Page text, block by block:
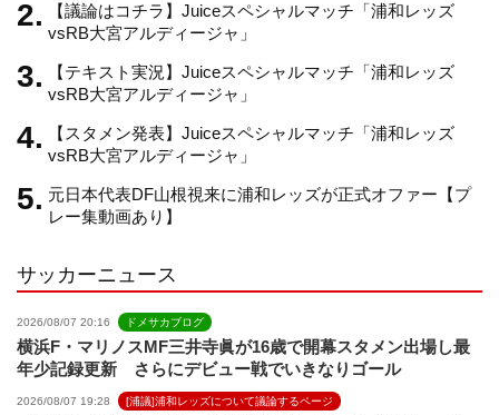
a
【議論はコチラ】Juiceスペシャルマッチ「浦和レッズ
vsRB大宮アルディージャ」
【テキスト実況】Juiceスペシャルマッチ「浦和レッズ
vsRB大宮アルディージャ」
【スタメン発表】Juiceスペシャルマッチ「浦和レッズ
vsRB大宮アルディージャ」
元日本代表DF山根視来に浦和レッズが正式オファー【プ
レー集動画あり】
サッカーニュース
2026/08/07 20:16 ドメサカブログ
横浜F・マリノスMF三井寺眞が16歳で開幕スタメン出場し最
年少記録更新 さらにデビュー戦でいきなりゴール
2026/08/07 19:28 [浦議]浦和レッズについて議論するページ